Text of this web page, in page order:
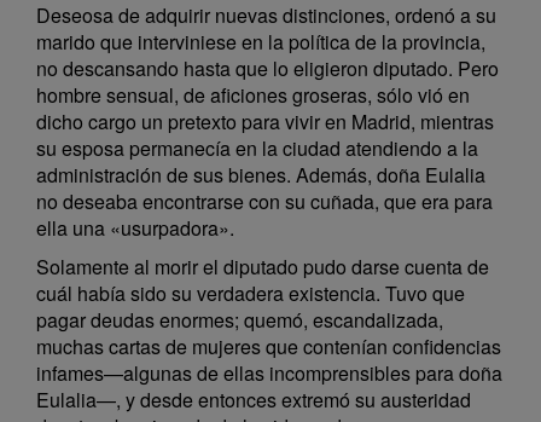
Deseosa de adquirir nuevas distinciones, ordenó a su
marido que interviniese en la política de la provincia,
no descansando hasta que lo eligieron diputado. Pero
hombre sensual, de aficiones groseras, sólo vió en
dicho cargo un pretexto para vivir en Madrid, mientras
su esposa permanecía en la ciudad atendiendo a la
administración de sus bienes. Además, doña Eulalia
no deseaba encontrarse con su cuñada, que era para
ella una «usurpadora».
Solamente al morir el diputado pudo darse cuenta de
cuál había sido su verdadera existencia. Tuvo que
pagar deudas enormes; quemó, escandalizada,
muchas cartas de mujeres que contenían confidencias
infames—algunas de ellas incomprensibles para doña
Eulalia—, y desde entonces extremó su austeridad